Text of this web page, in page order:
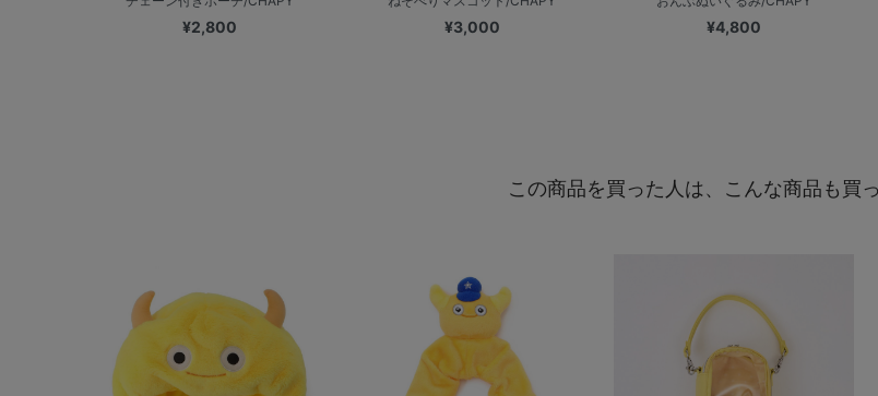
¥2,800 ¥3,000 ¥4,800
この商品を買った人は、こんな商品も買